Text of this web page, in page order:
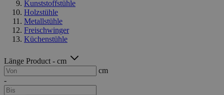
Kunststoffstühle
Holzstühle
Metallstühle
Freischwinger
Küchenstühle
Länge Product - cm
cm
-